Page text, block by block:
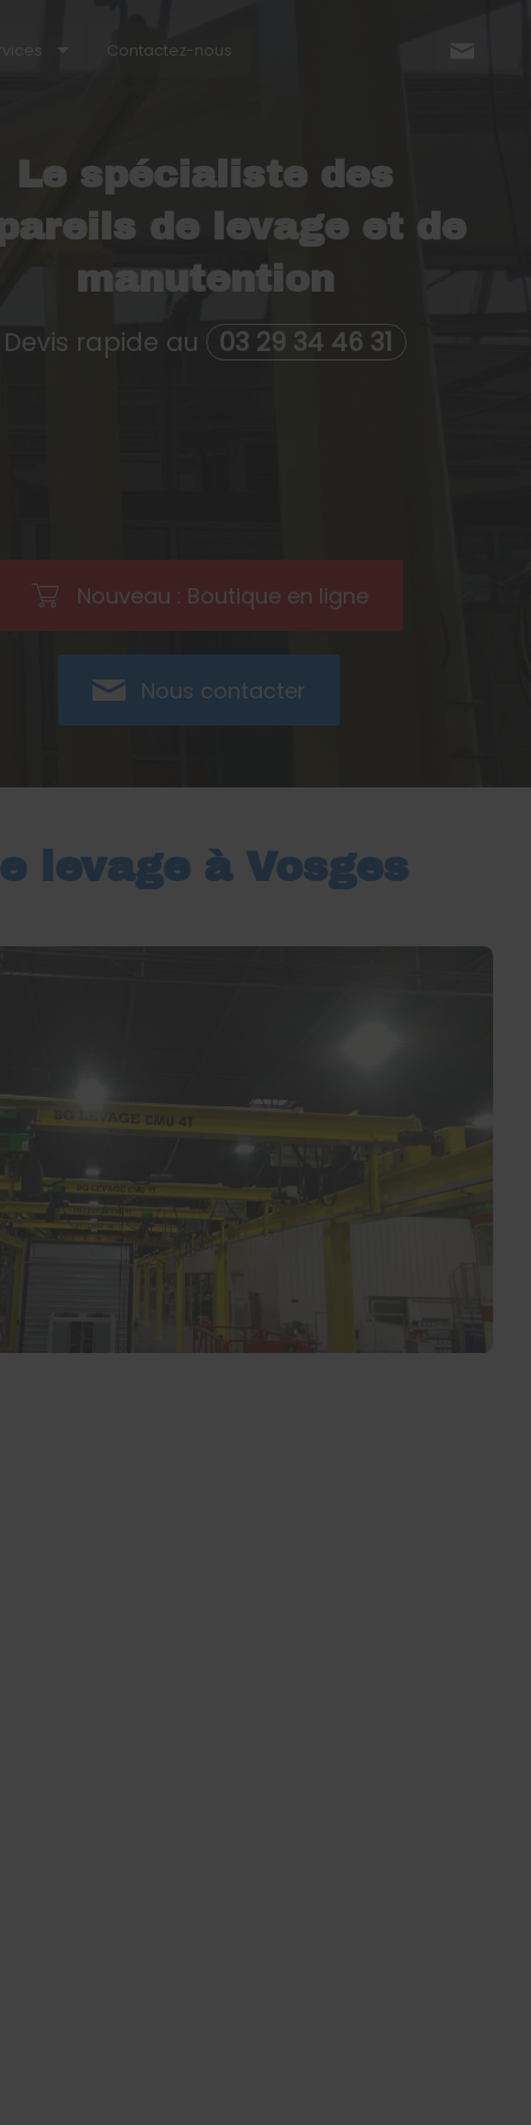
Le spécialiste des
de levage et de
manutention
Devis rapide au 03 29 34 46 31
Nouveau : Boutique en ligne
Nous contacter
Contactez-nous
levage à Vosges